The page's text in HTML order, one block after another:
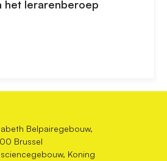
het lerarenberoep
Belpairegebouw,
Brussel
Koning